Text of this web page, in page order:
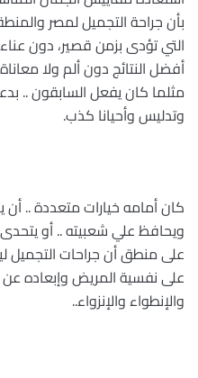
بأن جراحة التجميل لمصر
التي تؤدى بزمن قصير، دون
أفضل النتائج دون ألم ولا
مثلما كان يفعل السابقون ..
وتدليس وأحيانا كذب.
كان أمامه خيارات متعددة ..
ويحافظ علي شعبيته .. أو
على منطق أن جراحات التجميل
على نفسية المريض وإبعاده عن
والإنطواء والإنزواء..